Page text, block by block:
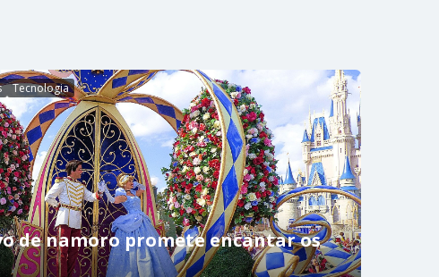
Tecnologia
de namoro promete encantar os